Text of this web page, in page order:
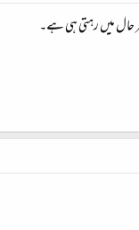
ہر حال میں رہتی ہی ہے۔